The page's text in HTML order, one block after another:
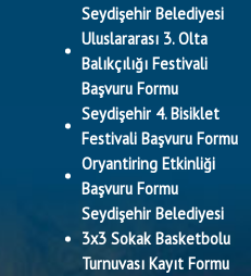
Seydişehir Belediyesi
Uluslararası 3. Olta
Balıkçılığı Festivali
Başvuru Formu
Seydişehir 4. Bisiklet
Festivali Başvuru Formu
Oryantiring Etkinliği
Başvuru Formu
Seydişehir Belediyesi
3x3 Sokak Basketbolu
Turnuvası Kayıt Formu